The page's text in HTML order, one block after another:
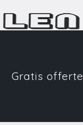
Gratis offerte